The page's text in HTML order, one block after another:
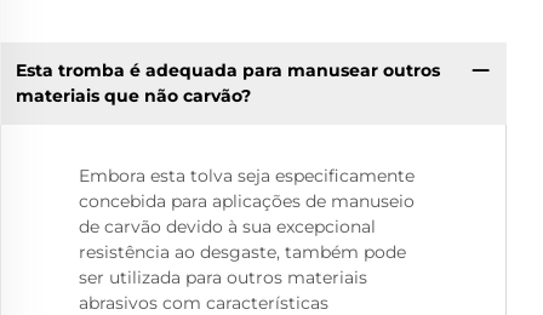
Esta tromba é adequada para manusear outros
materiais que não carvão?
Embora esta tolva seja especificamente
concebida para aplicações de manuseio
de carvão devido à sua excepcional
resistência ao desgaste, também pode
ser utilizada para outros materiais
abrasivos com características